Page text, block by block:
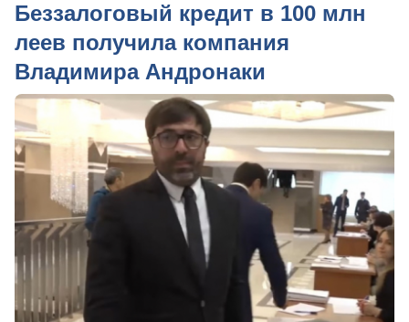
Беззалоговый кредит в 100 млн
леев получила компания
Владимира Андронаки